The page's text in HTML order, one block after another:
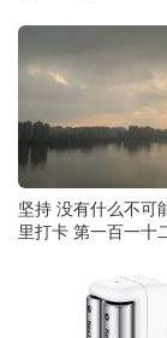
坚持 没有什么不可
里打卡 第一百一十